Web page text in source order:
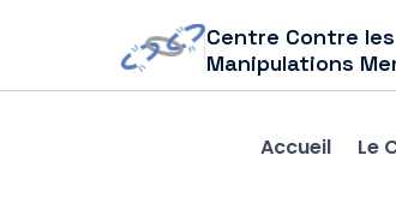
Centre Contre les
Manipulations
Accueil Le